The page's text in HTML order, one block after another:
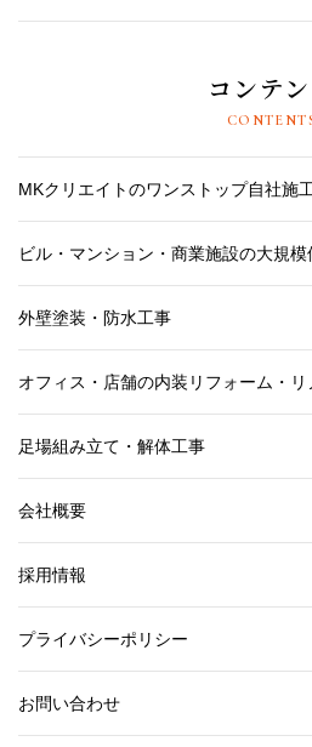
コンテ
MKクリエイトのワンストップ自社施
ビル・マンション・商業施設の大規模
外壁塗装・防水工事
オフィス・店舗の内装リフォーム・リ
足場組み立て・解体工事
会社概要
採用情報
プライバシーポリシー
お問い合わせ